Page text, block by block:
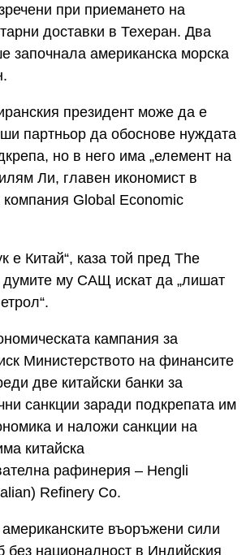
при приемането на
доставки в Техеран. Два
започнала американска морска
президент може да е
партньор да обоснове нуждата
но в него има „елемент на
Ли, главен икономист в
компания Global Economic
е Китай“, каза той пред The
му САЩ искат да „лишат
кампания за
Министерството на финансите
две китайски банки за
санкции заради подкрепата им
и наложи санкции на
китайска
рафинерия – Hengli
Refinery Co.
въоръжени сили
без националност в Индийския